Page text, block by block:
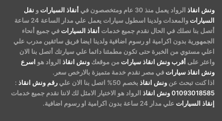
ونش انقاذ الرواد يعمل منذ 30 عام ومتخصصون في أنقاذ السيارات و نقل
السيارات
والمعدات ولدينا اسطول سيارات يعمل علي مدار الساعة 24 ساعة
أتصل بنا نصلك في الحال نقدم جميع خدمات أنقاذ السيارات في جميع أنحاء
الجمهورية بدون اكرامية او رسوم اضافية ولدينا ايضا فريق سائقين مدرب علي
اعلي مستوي من الخبرة حتى تكون مطمئنا دائما علي سيارتك أتصل بنا الان
واعثر على أقرب ونش انقاذ سيارات من موقعك ونش انقاذ الرواد هو اسرع
ونش انقاذ سيارات في مصر نقدم خدمة متميزة بالارخص سعر.
اذا كنت تبحث عن ونش انقاذ بخصم 50% اتصل بنا الان علي رقم ونش انقاذ :
01093018585ونش انقاذ الرواد هو الاختيار الامثل لك لاننا نقدم جميع خدمات
إنقاذ السيارات علي مدار 24 ساعة بدون اكرامية او رسوم اضافية.